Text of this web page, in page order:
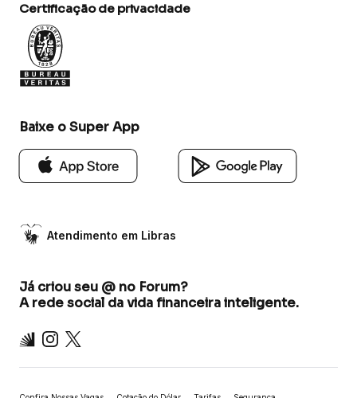
Certificação de privacidade
Baixe o Super App
Atendimento em Libras
Já criou seu @ no Forum?
A rede social da vida financeira inteligente.
Inter Instagram
X